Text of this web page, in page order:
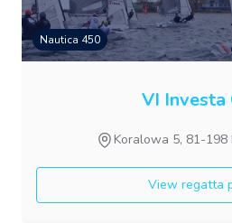
Nautica 450
VI Investa
Koralowa 5, 81-198
View regatta